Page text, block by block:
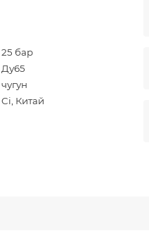
25 бар
Ду65
чугун
Ci, Китай